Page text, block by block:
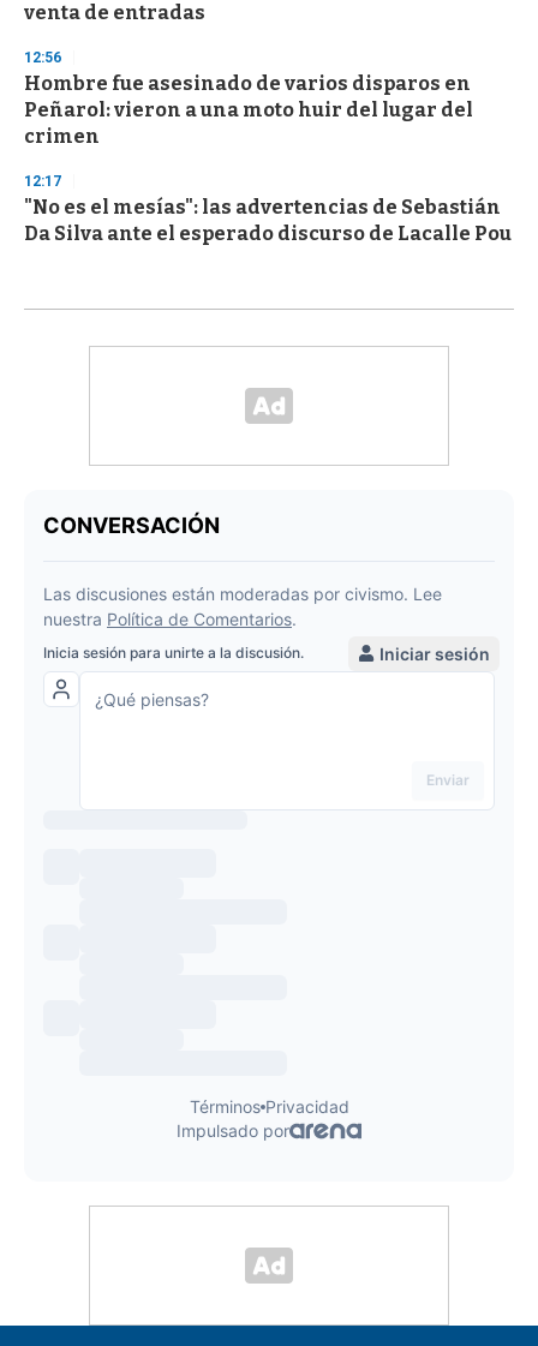
venta de entradas
12:56
Hombre fue asesinado de varios disparos en
Peñarol: vieron a una moto huir del lugar del
crimen
12:17
"No es el mesías": las advertencias de Sebastián
Da Silva ante el esperado discurso de Lacalle Pou